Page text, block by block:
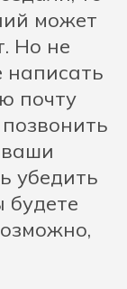
может
Но не
написать
почту
убедить
будете